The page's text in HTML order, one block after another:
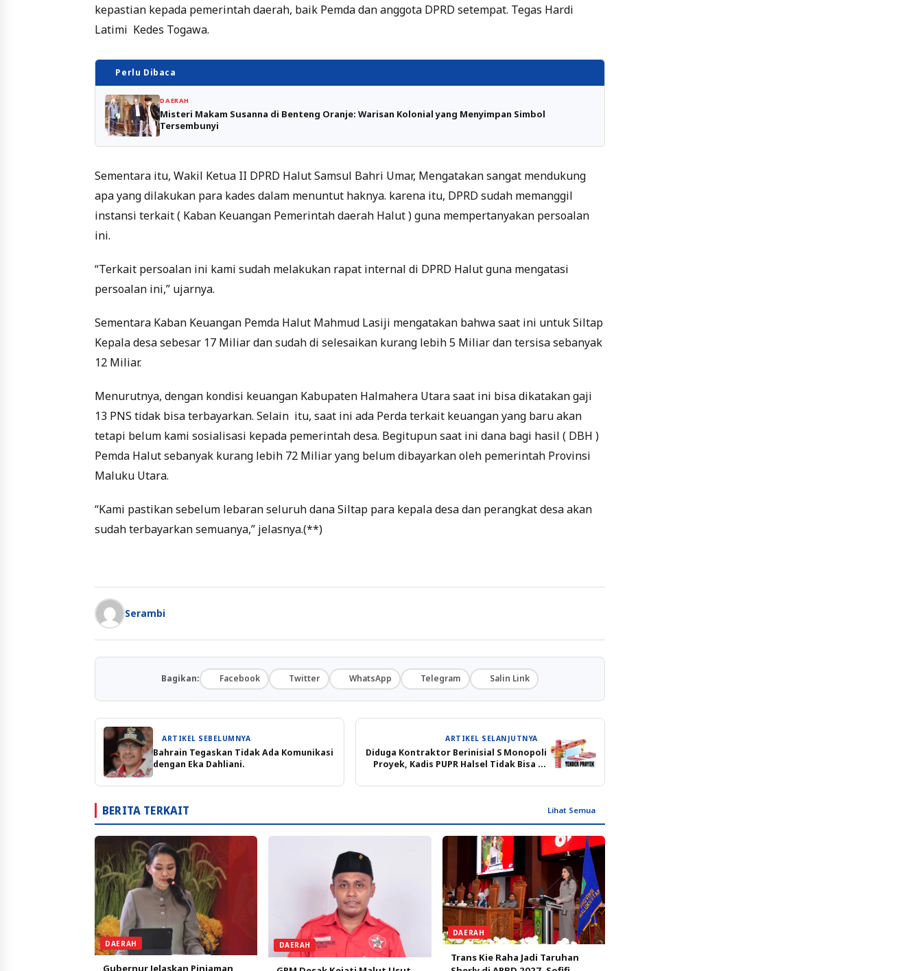
kepastian kepada pemerintah daerah, baik Pemda dan anggota DPRD setempat. Tegas Hardi
Latimi Kedes Togawa.
Perlu Dibaca
DAERAH
Misteri Makam Susanna di Benteng Oranje: Warisan Kolonial yang Menyimpan Simbol
Tersembunyi
Sementara itu, Wakil Ketua II DPRD Halut Samsul Bahri Umar, Mengatakan sangat mendukung
apa yang dilakukan para kades dalam menuntut haknya. karena itu, DPRD sudah memanggil
instansi terkait ( Kaban Keuangan Pemerintah daerah Halut ) guna mempertanyakan persoalan
ini.
“Terkait persoalan ini kami sudah melakukan rapat internal di DPRD Halut guna mengatasi
persoalan ini,” ujarnya.
Sementara Kaban Keuangan Pemda Halut Mahmud Lasiji mengatakan bahwa saat ini untuk Siltap
Kepala desa sebesar 17 Miliar dan sudah di selesaikan kurang lebih 5 Miliar dan tersisa sebanyak
12 Miliar.
Menurutnya, dengan kondisi keuangan Kabupaten Halmahera Utara saat ini bisa dikatakan gaji
13 PNS tidak bisa terbayarkan. Selain itu, saat ini ada Perda terkait keuangan yang baru akan
tetapi belum kami sosialisasi kepada pemerintah desa. Begitupun saat ini dana bagi hasil ( DBH )
Pemda Halut sebanyak kurang lebih 72 Miliar yang belum dibayarkan oleh pemerintah Provinsi
Maluku Utara.
“Kami pastikan sebelum lebaran seluruh dana Siltap para kepala desa dan perangkat desa akan
sudah terbayarkan semuanya,” jelasnya.(**)
Serambi
Bagikan: Facebook Twitter WhatsApp Telegram Salin Link
ARTIKEL SEBELUMNYA
Bahrain Tegaskan Tidak Ada Komunikasi
dengan Eka Dahliani.
ARTIKEL SELANJUTNYA
Diduga Kontraktor Berinisial S Monopoli
Proyek, Kadis PUPR Halsel Tidak Bisa Di
BERITA TERKAIT Lihat Semua
DAERAH
Gubernur Jelaskan Pinjaman
DAERAH
DAERAH
Trans Kie Raha Jadi Taruhan